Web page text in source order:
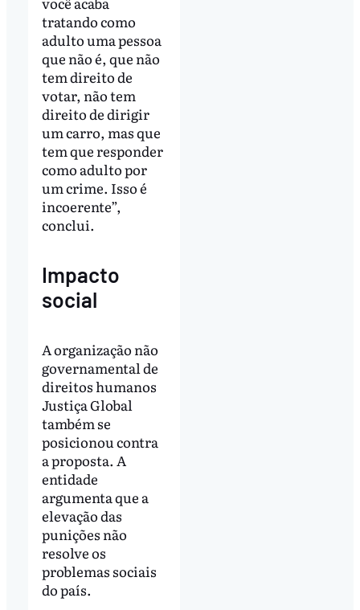
tratando como
adulto uma pessoa
que não é, que não
tem direito de
votar, não tem
direito de dirigir
um carro, mas que
tem que responder
como adulto por
um crime. Isso é
incoerente”,
conclui.
Impacto
social
A organização não
governamental de
direitos humanos
Justiça Global
também se
posicionou contra
a proposta. A
entidade
argumenta que a
elevação das
punições não
resolve os
problemas sociais
do país.